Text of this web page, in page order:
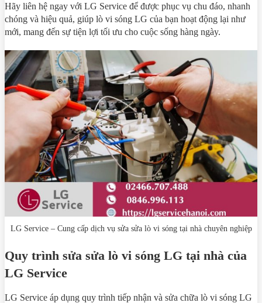
Hãy liên hệ ngay với LG Service để được phục vụ chu đáo, nhanh
chóng và hiệu quả, giúp lò vi sóng LG của bạn hoạt động lại như
mới, mang đến sự tiện lợi tối ưu cho cuộc sống hàng ngày.
LG Service – Cung cấp dịch vụ sửa sửa lò vi sóng tại nhà chuyên nghiệp
Quy trình sửa sửa lò vi sóng LG tại nhà của
LG Service
LG Service áp dụng quy trình tiếp nhận và sửa chữa lò vi sóng LG